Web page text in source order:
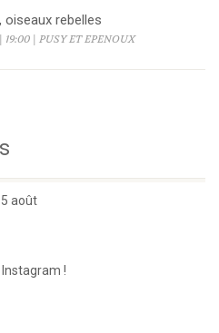
oiseaux rebelles
| PUSY ET EPENOUX
août
!